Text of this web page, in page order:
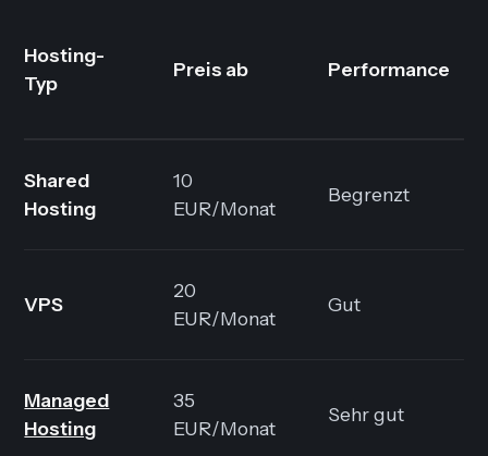
Hosting-
Typ
Preis ab Performance
Shared
Hosting
10
EUR/Monat
Begrenzt
VPS
20
EUR/Monat
Gut
Managed
Hosting
35
EUR/Monat
Sehr gut